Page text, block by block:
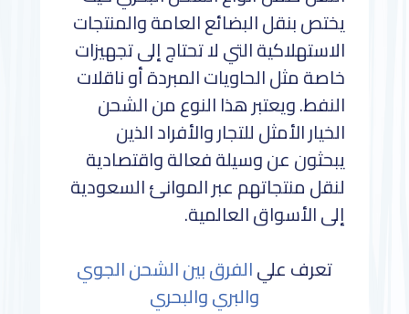
يختص بنقل البضائع العامة والمنتجات
الاستهلاكية التي لا تحتاج إلى تجهيزات
خاصة مثل الحاويات المبردة أو ناقلات
النفط. ويعتبر هذا النوع من الشحن
الخيار الأمثل للتجار والأفراد الذين
يبحثون عن وسيلة فعالة واقتصادية
لنقل منتجاتهم عبر الموانئ السعودية
إلى الأسواق العالمية.
تعرف عليالفرق بين الشحن الجوي
والبري والبحري